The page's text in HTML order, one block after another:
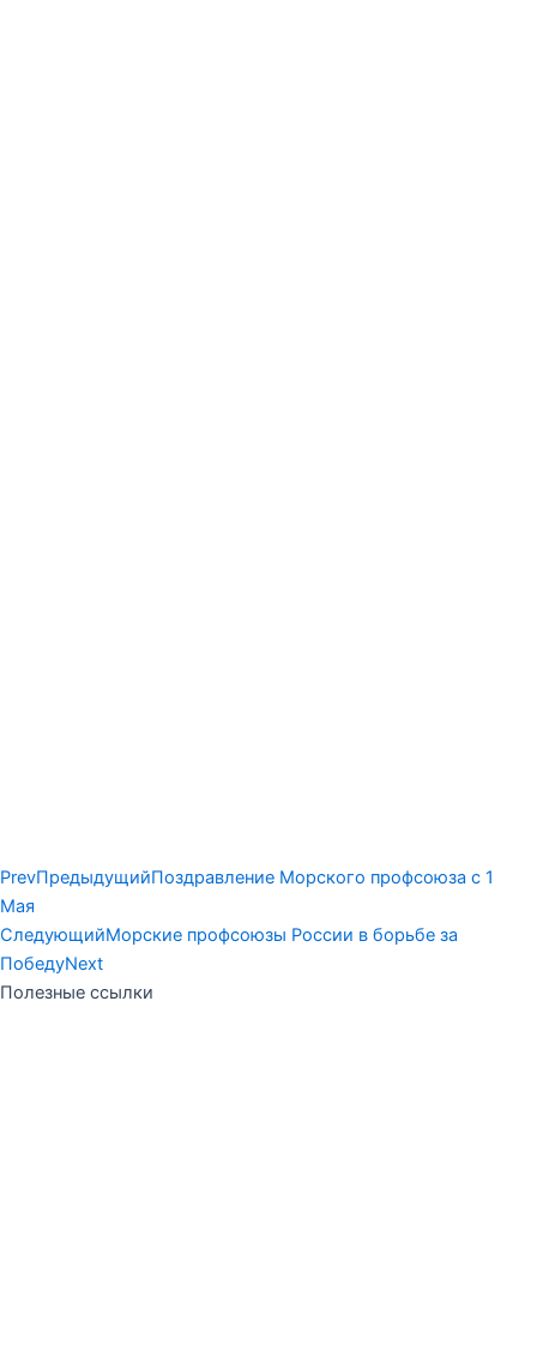
PrevПредыдущийПоздравление Морского профсоюза с 1
Мая
СледующийМорские профсоюзы России в борьбе за
ПобедуNext
Полезные ссылки